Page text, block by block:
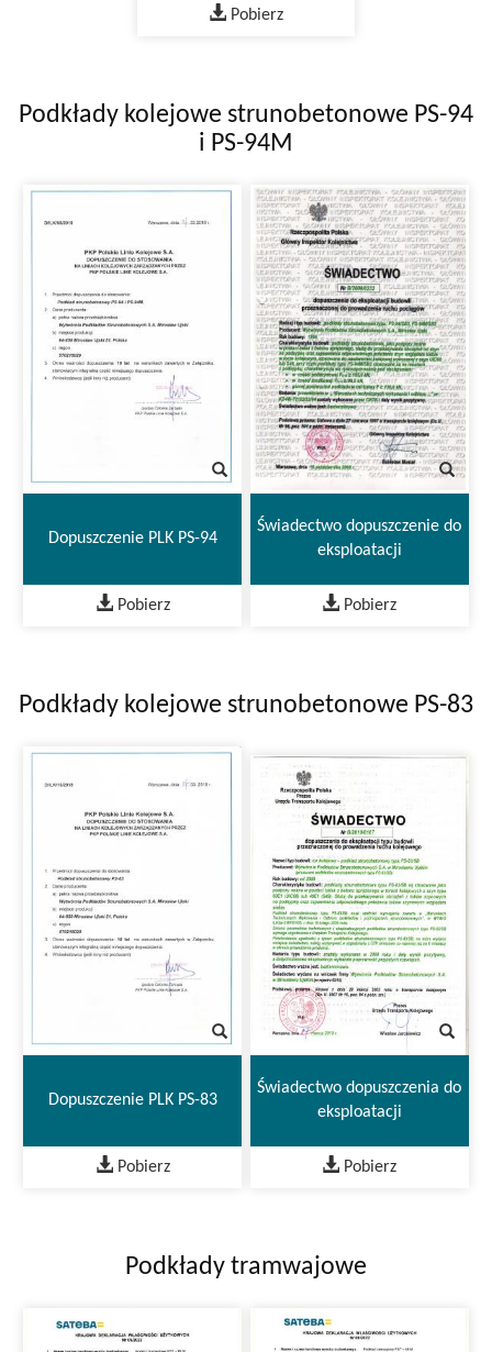
Pobierz
Podkłady kolejowe strunobetonowe PS-94
i PS-94M
Dopuszczenie PLK PS-94
Pobierz
Świadectwo dopuszczenie do
eksploatacji
Pobierz
Podkłady kolejowe strunobetonowe PS-83
Dopuszczenie PLK PS-83
Pobierz
Świadectwo dopuszczenia do
eksploatacji
Pobierz
Podkłady tramwajowe